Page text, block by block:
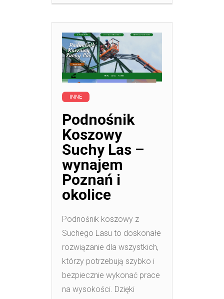
INNE
Podnośnik
Koszowy
Suchy Las –
wynajem
Poznań i
okolice
Podnośnik koszowy z
Suchego Lasu to doskonałe
rozwiązanie dla wszystkich,
którzy potrzebują szybko i
bezpiecznie wykonać prace
na wysokości. Dzięki